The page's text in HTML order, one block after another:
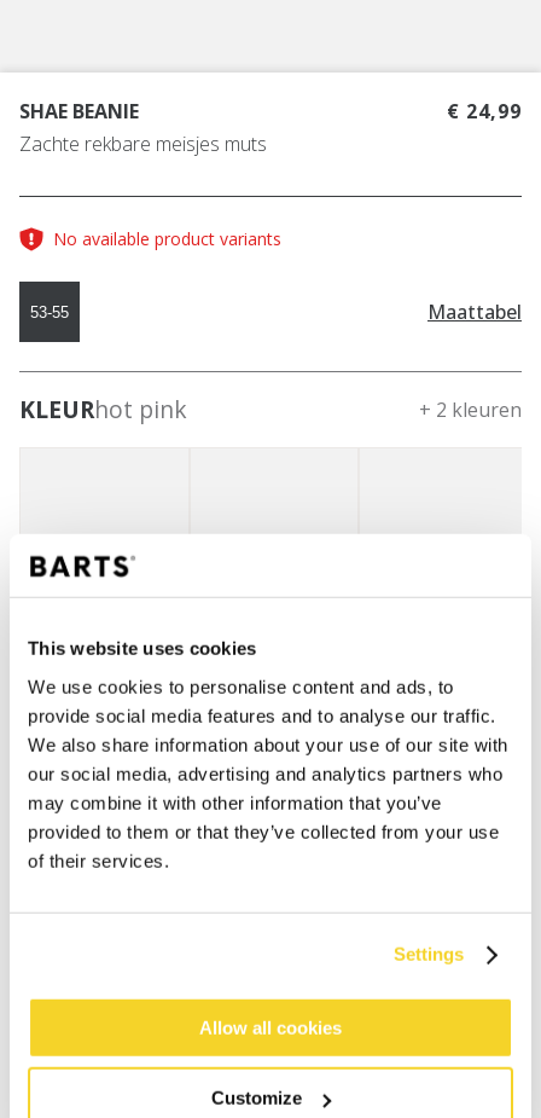
This website uses cookies
We use cookies to personalise content and ads, to
provide social media features and to analyse our traffic.
We also share information about your use of our site with
our social media, advertising and analytics partners who
may combine it with other information that you’ve
provided to them or that they’ve collected from your use
of their services.
Settings
Allow all cookies
Customize
SHAE BEANIE
Zachte rekbare meisjes muts
€ 24,99
No available product variants
53-55 Maattabel
KLEURhot pink + 2 kleuren
IN WINKELWAGEN
Bestellingen die op werkdagen vóór 12:00 uur
worden geplaatst, worden dezelfde dag verzonden
NL
Binnen 30 dagen retourneren